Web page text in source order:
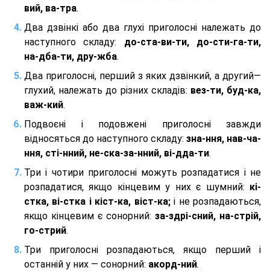
вий, ва-тра.
Два дзвінкі або два глухі приголосні належать до
наступного складу: до-ста-ви-ти, до-сти-га-ти,
на-дба-ти, дру-жба.
Два приголосні, перший з яких дзвінкий, а другий—
глухий, належать до різних складів: вез-ти, буд-ка,
важ-кий.
Подвоєні і подовжені приголосні завжди
відносяться до наступного складу: зна-ння, нав-ча-
ння, сті-нний, не-ска-за-нний, ві-дда-ти.
Три і чотири приголосні можуть розпадатися і не
розпадатися, якщо кінцевим у них є шумний: кі-
стка, ві-стка і кіст-ка, віст-ка;і не розпадаються,
якщо кінцевим є сонорний: за-здрі-сний, на-стрій,
го-стрий.
Три приголосні розпадаються, якщо перший і
останній у них — сонорний: акорд-ний.